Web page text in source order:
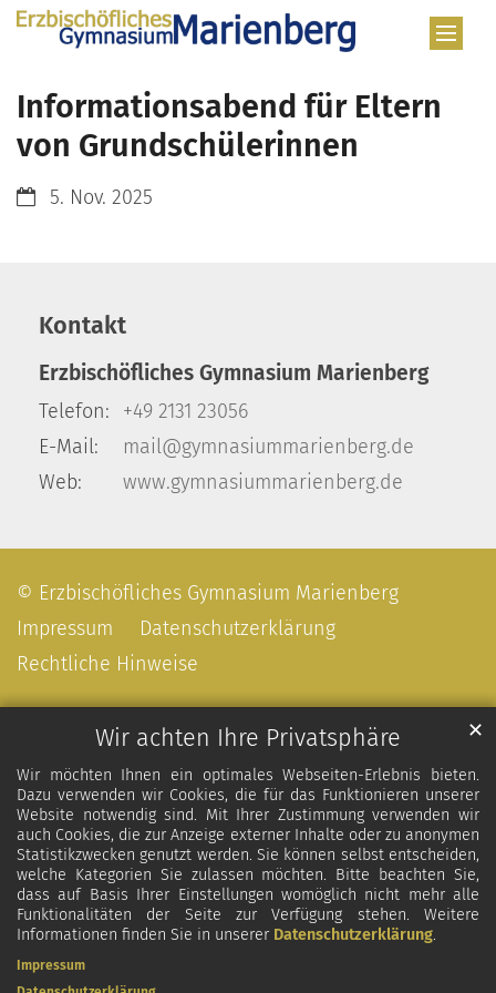
Wir achten Ihre Privatsphäre
Wir möchten Ihnen ein optimales Webseiten-Erlebnis bieten.
Dazu verwenden wir Cookies, die für das Funktionieren unserer
Website notwendig sind. Mit Ihrer Zustimmung verwenden wir
auch Cookies, die zur Anzeige externer Inhalte oder zu anonymen
Statistikzwecken genutzt werden. Sie können selbst entscheiden,
welche Kategorien Sie zulassen möchten. Bitte beachten Sie,
dass auf Basis Ihrer Einstellungen womöglich nicht mehr alle
Funktionalitäten der Seite zur Verfügung stehen. Weitere
Informationen finden Sie in unserer Datenschutzerklärung.
✕
Impressum
Zum Inhalt springen
Informationsabend für Eltern
von Grundschülerinnen
Datum:5. Nov. 2025
Kontakt
Erzbischöfliches Gymnasium Marienberg
Telefon:
+49 2131 23056
E-Mail:
mail@gymnasiummarienberg.de
Web:
www.gymnasiummarienberg.de
© Erzbischöfliches Gymnasium Marienberg
Impressum
Datenschutzerklärung
Rechtliche Hinweise